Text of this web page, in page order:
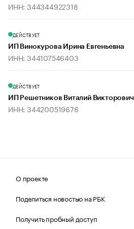
ИНН: 344344922318
ДЕЙСТВУЕТ
ИП Винокурова Ирина Евгеньевна
ИНН: 344107546403
ДЕЙСТВУЕТ
ИП Решетников Виталий Викторович
ИНН: 344200519676
О проекте
Поделиться новостью на РБК
Получить пробный доступ